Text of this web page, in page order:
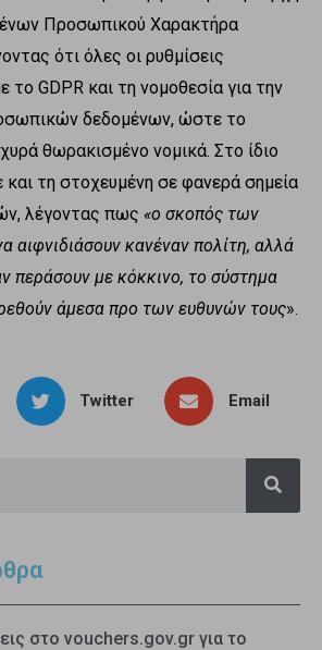
Προσωπικού Χαρακτήρα
ότι όλες οι ρυθμίσεις
το GDPR και τη νομοθεσία για την
δεδομένων, ώστε το
θωρακισμένο νομικά. Στο ίδιο
και τη στοχευμένη σε φανερά σημεία
λέγοντας πως «ο σκοπός των
αιφνιδιάσουν κανέναν πολίτη, αλλά
περάσουν με κόκκινο, το σύστημα
άμεσα προ των ευθυνών τους».
Twitter Email
στο vouchers.gov.gr για το